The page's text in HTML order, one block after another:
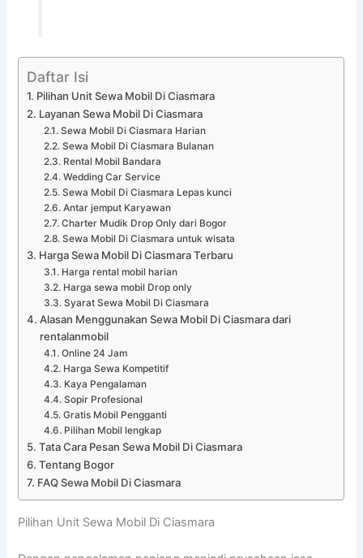
Daftar Isi
Pilihan Unit Sewa Mobil Di Ciasmara
Layanan Sewa Mobil Di Ciasmara
Sewa Mobil Di Ciasmara Harian
Sewa Mobil Di Ciasmara Bulanan
Rental Mobil Bandara
Wedding Car Service
Sewa Mobil Di Ciasmara Lepas kunci
Antar jemput Karyawan
Charter Mudik Drop Only dari Bogor
Sewa Mobil Di Ciasmara untuk wisata
Harga Sewa Mobil Di Ciasmara Terbaru
Harga rental mobil harian
Harga sewa mobil Drop only
Syarat Sewa Mobil Di Ciasmara
Alasan Menggunakan Sewa Mobil Di Ciasmara dari
rentalanmobil
Online 24 Jam
Harga Sewa Kompetitif
Kaya Pengalaman
Sopir Profesional
Gratis Mobil Pengganti
Pilihan Mobil lengkap
Tata Cara Pesan Sewa Mobil Di Ciasmara
Tentang Bogor
FAQ Sewa Mobil Di Ciasmara
Pilihan Unit Sewa Mobil Di Ciasmara